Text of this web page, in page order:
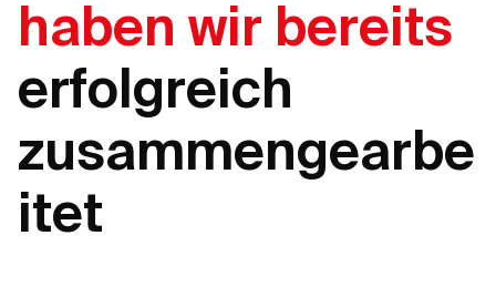
haben wir bereits
erfolgreich
zusammengearbe
itet